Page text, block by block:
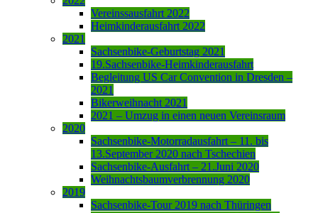
Vereinssausfahrt 2022
Heimkinderausfahrt 2022
2021
Sachsenbike-Geburtstag 2021
19.Sachsenbike-Heimkinderausfahrt
Begleitung US Car Convention in Dresden –
2021
Bikerweihnacht 2021
2021 – Umzug in einen neuen Vereinsraum
2020
Sachsenbike-Motorradausfahrt – 11. bis
13.September 2020 nach Tschechien
Sachsenbike-Ausfahrt – 21.Juni 2020
Weihnachtsbaumverbrennung 2020
2019
Sachsenbike-Tour 2019 nach Thüringen